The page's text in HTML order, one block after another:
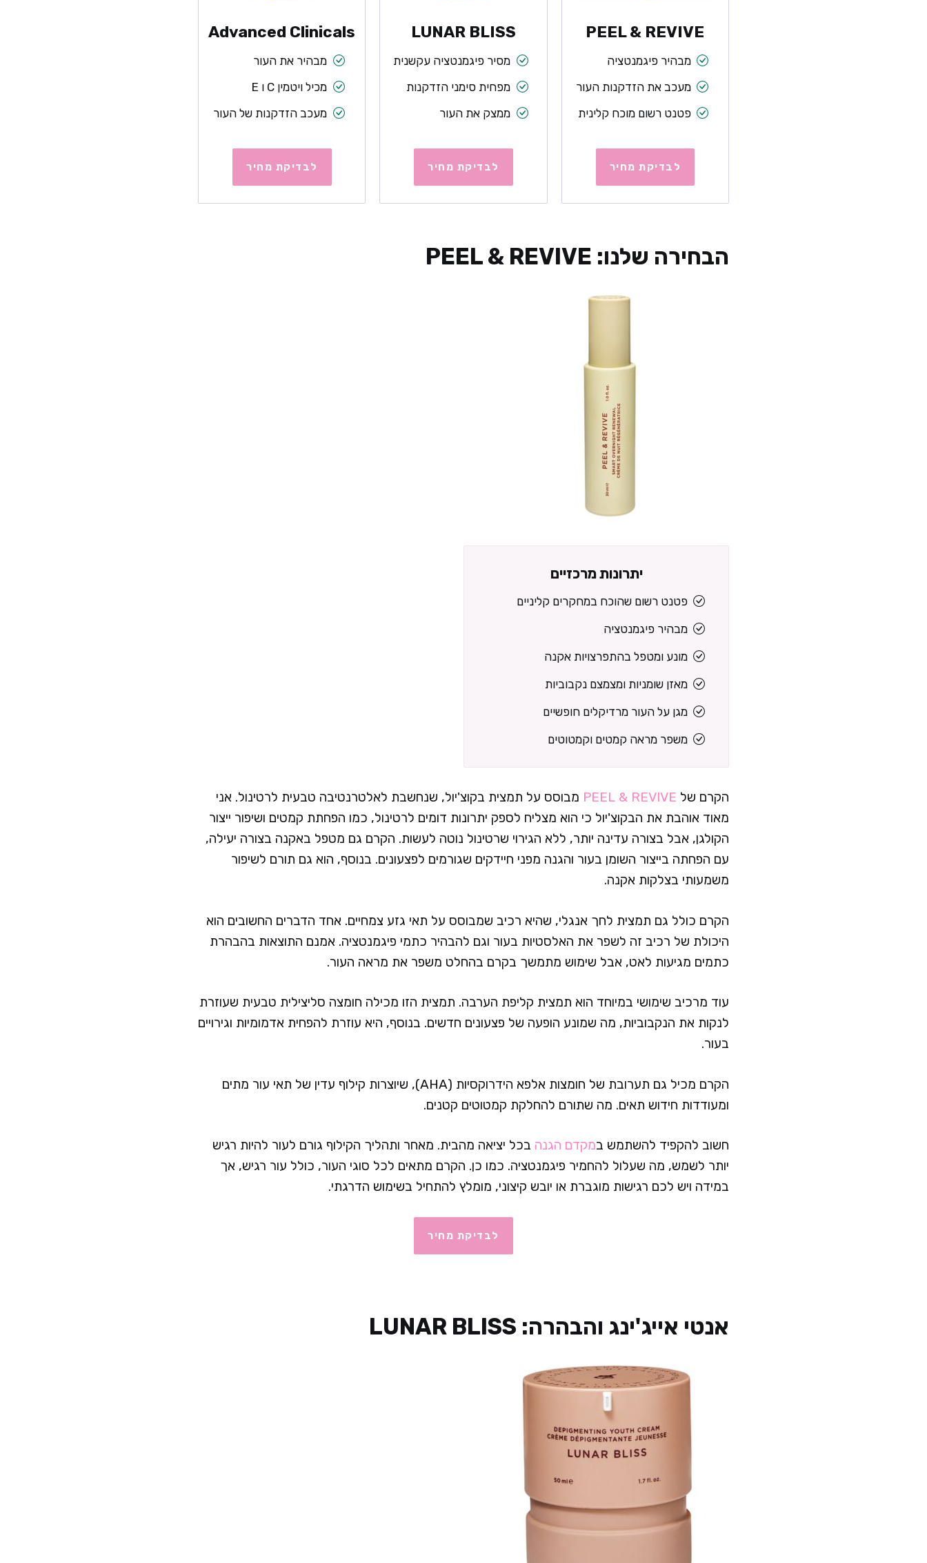
PEEL & REVIVE
מבהיר פיגמנטציה
מעכב את הזדקנות העור
פטנט רשום מוכח קלינית
לבדיקת מחיר
LUNAR BLISS
מסיר פיגמנטציה עקשנית
מפחית סימני הזדקנות
ממצק את העור
לבדיקת מחיר
Advanced Clinicals
מבהיר את העור
מכיל ויטמין C ו E
מעכב הזדקנות של העור
לבדיקת מחיר
הבחירה שלנו: PEEL & REVIVE
יתרונות מרכזיים
פטנט רשום שהוכח במחקרים קליניים
מבהיר פיגמנטציה
מונע ומטפל בהתפרצויות אקנה
מאזן שומניות ומצמצם נקבוביות
מגן על העור מרדיקלים חופשיים
משפר מראה קמטים וקמטוטים
הקרם של PEEL & REVIVE מבוסס על תמצית בקוצ'יול, שנחשבת לאלטרנטיבה טבעית לרטינול. אני
מאוד אוהבת את הבקוצ'יול כי הוא מצליח לספק יתרונות דומים לרטינול, כמו הפחתת קמטים ושיפור ייצור
הקולגן, אבל בצורה עדינה יותר, ללא הגירוי שרטינול נוטה לעשות. הקרם גם מטפל באקנה בצורה יעילה,
עם הפחתה בייצור השומן בעור והגנה מפני חיידקים שגורמים לפצעונים. בנוסף, הוא גם תורם לשיפור
משמעותי בצלקות אקנה.
הקרם כולל גם תמצית לחך אנגלי, שהיא רכיב שמבוסס על תאי גזע צמחיים. אחד הדברים החשובים הוא
היכולת של רכיב זה לשפר את האלסטיות בעור וגם להבהיר כתמי פיגמנטציה. אמנם התוצאות בהבהרת
כתמים מגיעות לאט, אבל שימוש מתמשך בקרם בהחלט משפר את מראה העור.
עוד מרכיב שימושי במיוחד הוא תמצית קליפת הערבה. תמצית הזו מכילה חומצה סליצילית טבעית שעוזרת
לנקות את הנקבוביות, מה שמונע הופעה של פצעונים חדשים. בנוסף, היא עוזרת להפחית אדמומיות וגירויים
בעור.
הקרם מכיל גם תערובת של חומצות אלפא הידרוקסיות (AHA), שיוצרות קילוף עדין של תאי עור מתים
ומעודדות חידוש תאים. מה שתורם להחלקת קמטוטים קטנים.
חשוב להקפיד להשתמש במקדם הגנה בכל יציאה מהבית. מאחר ותהליך הקילוף גורם לעור להיות רגיש
יותר לשמש, מה שעלול להחמיר פיגמנטציה. כמו כן. הקרם מתאים לכל סוגי העור, כולל עור רגיש, אך
במידה ויש לכם רגישות מוגברת או יובש קיצוני, מומלץ להתחיל בשימוש הדרגתי.
לבדיקת מחיר
אנטי אייג'ינג והבהרה: ‏LUNAR BLISS